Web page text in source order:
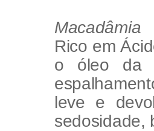
Macadâmia
Rico em
o óleo da
leve e
sedosidade,